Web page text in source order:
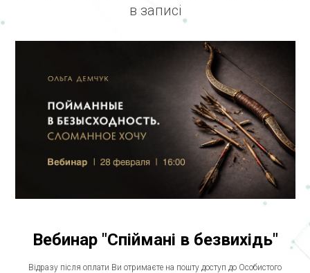
в записі
Вебинар "Спіймані в безвихідь"
Відразу після оплати Ви отримаєте на пошту доступ до Особистого